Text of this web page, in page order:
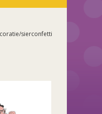
sierconfetti